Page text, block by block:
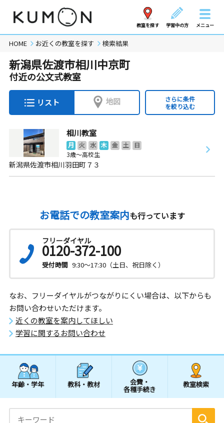
教室を探す 学習中の方 メニュー
HOME お近くの教室を探す 検索結果
新潟県佐渡市相川中京町
付近の公文式教室
リスト 地図
さらに条件
を絞り込む
相川教室
月 火 水 木 金 土
日
3歳～高校生
新潟県佐渡市相川羽田町７３
お電話での教室案内も行っています
フリーダイヤル
0120-372-100
受付時間 9:30～17:30（土日、祝日除く）
なお、フリーダイヤルがつながりにくい場合は、以下からも
お問い合わせいただけます。
近くの教室を案内してほしい
学習に関するお問い合わせ
年齢・学年 教科・教材 会費・
各種手続き
教室検索